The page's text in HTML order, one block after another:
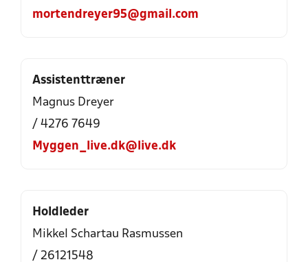
mortendreyer95@gmail.com
Assistenttræner
Magnus Dreyer
/ 4276 7649
Myggen_live.dk@live.dk
Holdleder
Mikkel Schartau Rasmussen
/ 26121548